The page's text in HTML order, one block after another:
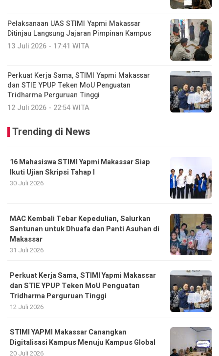
Pelaksanaan UAS STIMI Yapmi Makassar
Ditinjau Langsung Jajaran Pimpinan Kampus
13 Juli 2026 - 17:41 WITA
Perkuat Kerja Sama, STIMI Yapmi Makassar
dan STIE YPUP Teken MoU Penguatan
Tridharma Perguruan Tinggi
12 Juli 2026 - 22:54 WITA
Trending di News
16 Mahasiswa STIMI Yapmi Makassar Siap
Ikuti Ujian Skripsi Tahap I
30 Juli 2026
MAC Kembali Tebar Kepedulian, Salurkan
Santunan untuk Dhuafa dan Panti Asuhan di
Makassar
31 Juli 2026
Perkuat Kerja Sama, STIMI Yapmi Makassar
dan STIE YPUP Teken MoU Penguatan
Tridharma Perguruan Tinggi
12 Juli 2026
STIMI YAPMI Makassar Canangkan
Digitalisasi Kampus Menuju Kampus Global
20 Juli 2026